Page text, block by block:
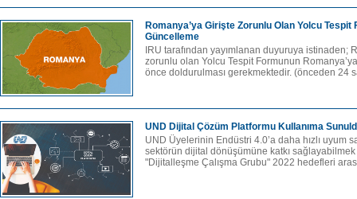
Romanya’ya Girişte Zorunlu Olan Yolcu Tespit
Güncelleme
IRU tarafından yayımlanan duyuruya istinaden;
zorunlu olan Yolcu Tespit Formunun
önce doldurulması gerekmektedir. (önceden 24
UND Dijital Çözüm Platformu Kullanıma
UND Üyelerinin Endüstri 4.0’a daha hızlı uyum
sektörün dijital dönüşümüne katkı sağlayabilmek
"Dijitalleşme Çalışma Grubu" 2022 hedefleri